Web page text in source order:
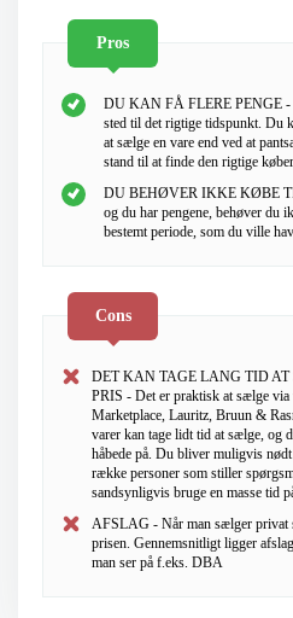
Pros
DU KAN FÅ FLERE PENGE -
sted til det rigtige tidspunkt. Du
at sælge en vare end ved at
stand til at finde den rigtige
DU BEHØVER IKKE KØBE
og du har pengene, behøver du
bestemt periode, som du ville
Cons
DET KAN TAGE LANG TID
PRIS - Det er praktisk at sælge via
Marketplace, Lauritz, Bruun &
varer kan tage lidt tid at sælge, og
håbede på. Du bliver muligvis
række personer som stiller
sandsynligvis bruge en masse tid
AFSLAG - Når man sælger privat
prisen. Gennemsnitligt ligger
man ser på f.eks. DBA